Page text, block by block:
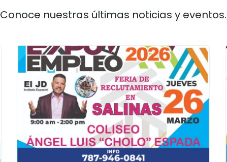
Conoce nuestras últimas noticias y eventos.